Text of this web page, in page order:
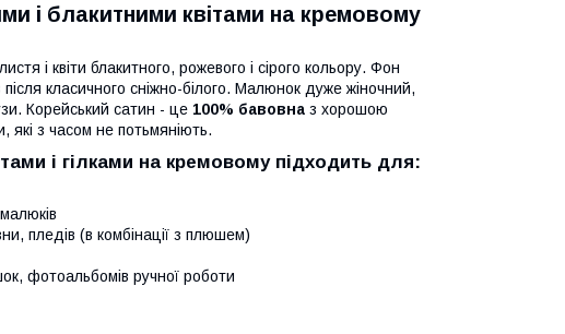
і блакитними квітами на кремовому
і квіти блакитного, рожевого і сірого кольору. Фон
після класичного сніжно-білого. Малюнок дуже жіночний,
Корейський сатин - це 100% бавовна з хорошою
які з часом не потьмяніють.
і гілками на кремовому підходить для:
пледів (в комбінації з плюшем)
фотоальбомів ручної роботи